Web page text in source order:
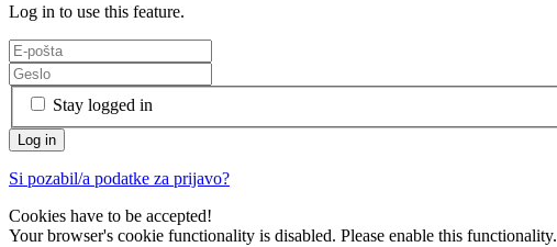
Log in to use this feature.
Stay logged in
Si pozabil/a podatke za prijavo?
Cookies have to be accepted!
Your browser's cookie functionality is disabled. Please enable this functionality.